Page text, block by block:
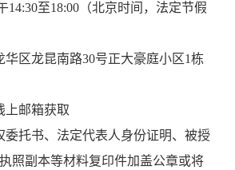
14:30至18:00（北京时间，法定节假
华区龙昆南路30号正大豪庭小区1栋
上邮箱获取
委托书、法定代表人身份证明、被授
照副本等材料复印件加盖公章或将